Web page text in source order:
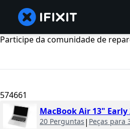
Participe da comunidade de
574661
MacBook Air 13" Early
20 Perguntas | Peças para